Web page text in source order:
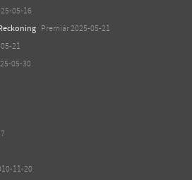
05-16
Premiär 2025-05-21
21
05-30
11-20